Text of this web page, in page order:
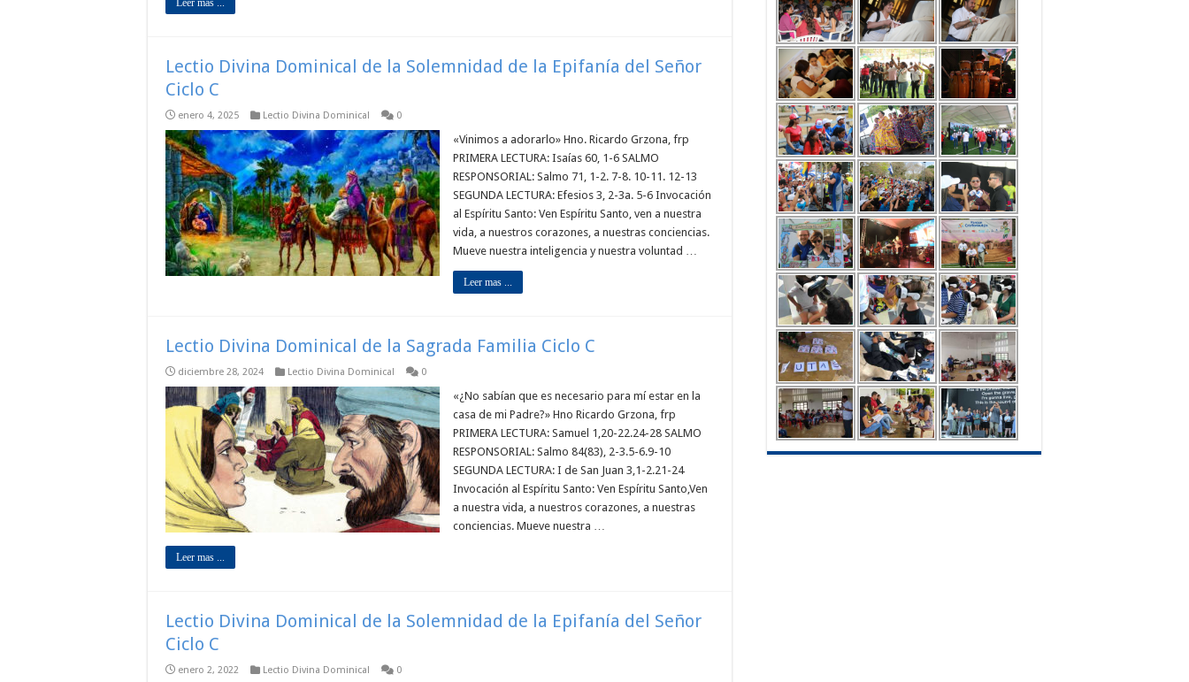
Leer mas ...
Lectio Divina Dominical de la Solemnidad de la Epifanía del Señor
Ciclo C
enero 4, 2025 Lectio Divina Dominical 0
«Vinimos a adorarlo» Hno. Ricardo Grzona, frp
PRIMERA LECTURA: Isaías 60, 1-6 SALMO
RESPONSORIAL: Salmo 71, 1-2. 7-8. 10-11. 12-13
SEGUNDA LECTURA: Efesios 3, 2-3a. 5-6 Invocación
al Espíritu Santo: Ven Espíritu Santo, ven a nuestra
vida, a nuestros corazones, a nuestras conciencias.
Mueve nuestra inteligencia y nuestra voluntad …
Leer mas ...
Lectio Divina Dominical de la Sagrada Familia Ciclo C
diciembre 28, 2024 Lectio Divina Dominical 0
«¿No sabían que es necesario para mí estar en la
casa de mi Padre?» Hno Ricardo Grzona, frp
PRIMERA LECTURA: Samuel 1,20-22.24-28 SALMO
RESPONSORIAL: Salmo 84(83), 2-3.5-6.9-10
SEGUNDA LECTURA: I de San Juan 3,1-2.21-24
Invocación al Espíritu Santo: Ven Espíritu Santo,Ven
a nuestra vida, a nuestros corazones, a nuestras
conciencias. Mueve nuestra …
Leer mas ...
Lectio Divina Dominical de la Solemnidad de la Epifanía del Señor
Ciclo C
enero 2, 2022 Lectio Divina Dominical 0